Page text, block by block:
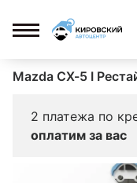
Mazda CX-5 I
2 платежа по
оплатим за вас